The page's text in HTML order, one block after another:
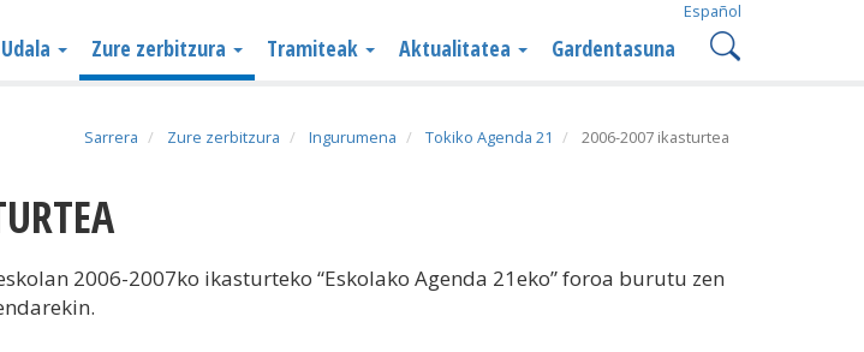
Español
Udala Zure zerbitzura Tramiteak Aktualitatea Gardentasuna
Sarrera Zure zerbitzura Ingurumena Tokiko Agenda 21 2006-2007 ikasturtea
2006-2007ko ikasturteko “Eskolako Agenda 21eko” foroa burutu zen